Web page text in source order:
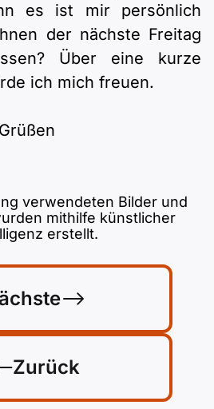
es ist mir persönlich
der nächste Freitag
Über eine kurze
ich mich freuen.
Zurück
verwendeten Bilder und
mithilfe künstlicher
erstellt.